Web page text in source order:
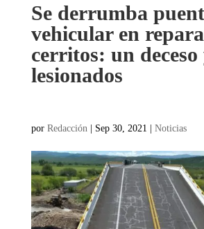
Se derrumba
vehicular en
cerritos: un
lesionados
por Redacción | Sep 30, 2021 | Noticias